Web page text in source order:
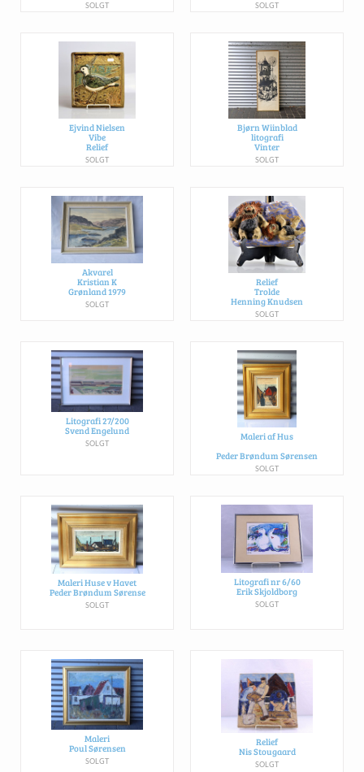
SOLGT SOLGT
Ejvind Nielsen
Vibe
Relief
SOLGT
Bjørn Wiinblad
litografi
Vinter
SOLGT
Akvarel
Kristian K
Grønland 1979
SOLGT
Relief
Trolde
Henning Knudsen
SOLGT
Litografi 27/200
Svend Engelund
SOLGT
Maleri af Hus
Peder Brøndum Sørensen
SOLGT
Maleri Huse v Havet
Peder Brøndum Sørense
SOLGT
Litografi nr 6/60
Erik Skjoldborg
SOLGT
Maleri
Poul Sørensen
SOLGT
Relief
Nis Stougaard
SOLGT